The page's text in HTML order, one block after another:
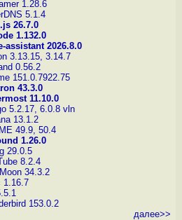
1.28.6
5.1.4
26.7.0
1.132.0
assistant 2026.8.0
3.13.15, 3.14.7
0.56.2
151.0.7922.75
43.3.0
11.10.0
5.2.17, 6.0.8 vln
13.1.2
49.9, 50.4
1.26.0
29.0.5
8.2.4
34.3.2
1.16.7
153.0.2
далее>>